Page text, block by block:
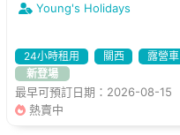
Young's Holidays
24小時租用 關西 露營車
新登場
最早可預訂日期：2026-08-15
熱賣中